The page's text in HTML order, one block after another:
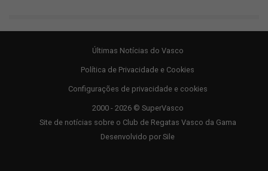
Últimas Notícias do Vasco
Política de Privacidade e Cookies
Configurações de privacidade e cookies
2000 - 2026 © SuperVasco
Site de notícias sobre o Club de Regatas Vasco da Gama
Desenvolvido por Sile